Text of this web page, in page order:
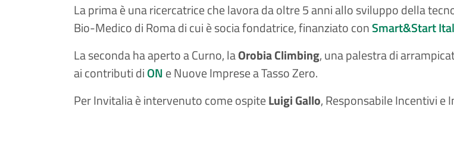
La prima è una ricercatrice che lavora da oltre 5 anni allo sviluppo della
Bio-Medico di Roma di cui è socia fondatrice, finanziato conSmart&Start
La seconda ha aperto a Curno, laOrobia Climbing, una palestra di
ai contributi diONe Nuove Imprese a Tasso Zero.
Per Invitalia è intervenuto come ospiteLuigi Gallo, Responsabile Incentivi e